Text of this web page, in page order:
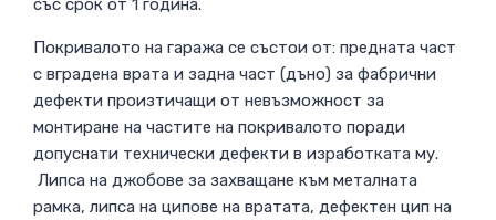
със срок от 1 година.
Покривалото на гаража се състои от: предната част
с вградена врата и задна част (дъно) за фабрични
дефекти произтичащи от невъзможност за
монтиране на частите на покривалото поради
допуснати технически дефекти в изработката му.
Липса на джобове за захващане към металната
рамка, липса на ципове на вратата, дефектен цип на